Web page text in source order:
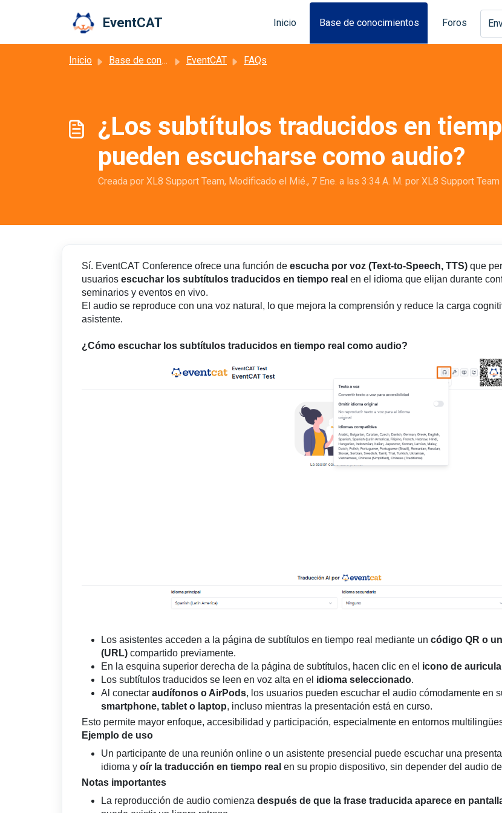
EventCAT Inicio Base de conocimientos Foros
Inicio Base de conocimientos EventCAT FAQs
¿Los subtítulos traducidos en
pueden escucharse como audio?
Creada por XL8 Support Team, Modificado el Mié., 7 Ene. a las 3:34 A. M. por XL8 Support Team
Sí. EventCAT Conference ofrece una función de escucha por voz (Text-to-Speech, TTS) que
usuarios escuchar los subtítulos traducidos en tiempo real en el idioma que elijan durante
seminarios y eventos en vivo.
El audio se reproduce con una voz natural, lo que mejora la comprensión y reduce la carga
asistente.
¿Cómo escuchar los subtítulos traducidos en tiempo real como audio?
Los asistentes acceden a la página de subtítulos en tiempo real mediante un código QR o
(URL) compartido previamente.
En la esquina superior derecha de la página de subtítulos, hacen clic en el icono de
Los subtítulos traducidos se leen en voz alta en el idioma seleccionado.
Al conectar audífonos o AirPods, los usuarios pueden escuchar el audio cómodamente en
smartphone, tablet o laptop, incluso mientras la presentación está en curso.
Esto permite mayor enfoque, accesibilidad y participación, especialmente en entornos
Ejemplo de uso
Un participante de una reunión online o un asistente presencial puede escuchar una
idioma y oír la traducción en tiempo real en su propio dispositivo, sin depender del audio
Notas importantes
La reproducción de audio comienza después de que la frase traducida aparece en